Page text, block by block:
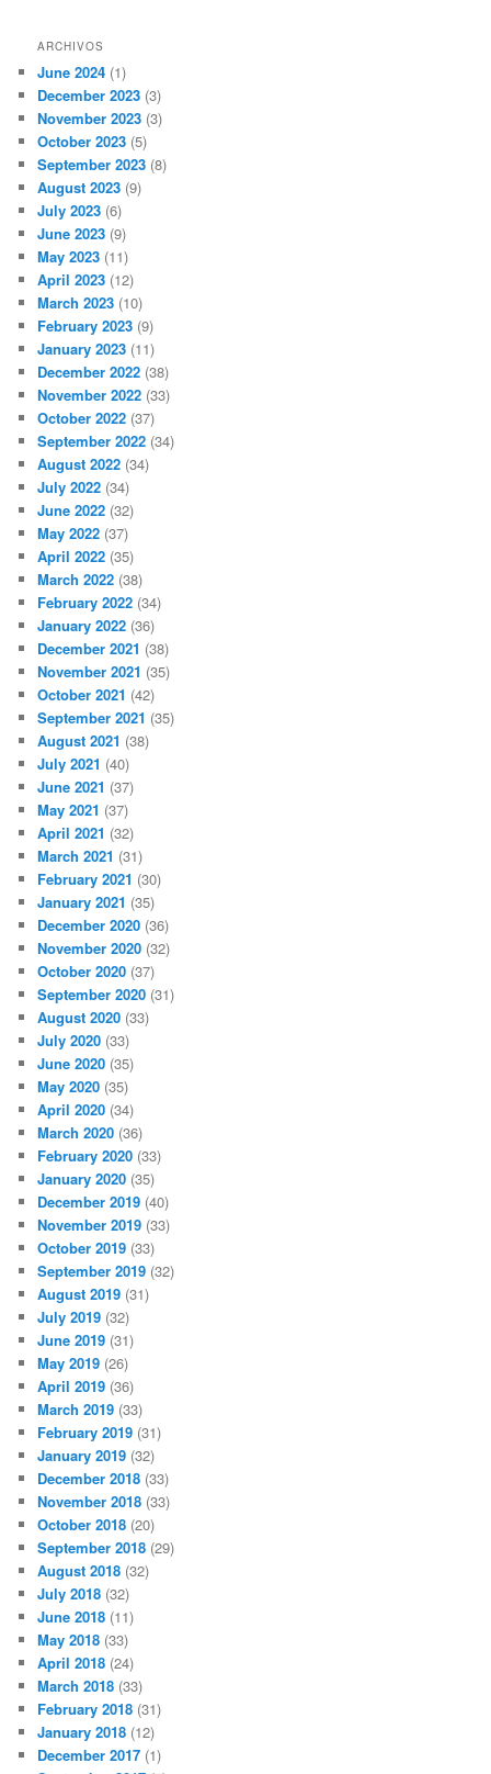
ARCHIVOS
June 2024 (1)
December 2023 (3)
November 2023 (3)
October 2023 (5)
September 2023 (8)
August 2023 (9)
July 2023 (6)
June 2023 (9)
May 2023 (11)
April 2023 (12)
March 2023 (10)
February 2023 (9)
January 2023 (11)
December 2022 (38)
November 2022 (33)
October 2022 (37)
September 2022 (34)
August 2022 (34)
July 2022 (34)
June 2022 (32)
May 2022 (37)
April 2022 (35)
March 2022 (38)
February 2022 (34)
January 2022 (36)
December 2021 (38)
November 2021 (35)
October 2021 (42)
September 2021 (35)
August 2021 (38)
July 2021 (40)
June 2021 (37)
May 2021 (37)
April 2021 (32)
March 2021 (31)
February 2021 (30)
January 2021 (35)
December 2020 (36)
November 2020 (32)
October 2020 (37)
September 2020 (31)
August 2020 (33)
July 2020 (33)
June 2020 (35)
May 2020 (35)
April 2020 (34)
March 2020 (36)
February 2020 (33)
January 2020 (35)
December 2019 (40)
November 2019 (33)
October 2019 (33)
September 2019 (32)
August 2019 (31)
July 2019 (32)
June 2019 (31)
May 2019 (26)
April 2019 (36)
March 2019 (33)
February 2019 (31)
January 2019 (32)
December 2018 (33)
November 2018 (33)
October 2018 (20)
September 2018 (29)
August 2018 (32)
July 2018 (32)
June 2018 (11)
May 2018 (33)
April 2018 (24)
March 2018 (33)
February 2018 (31)
January 2018 (12)
December 2017 (1)